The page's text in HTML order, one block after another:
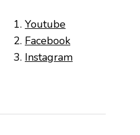
Youtube
Facebook
Instagram